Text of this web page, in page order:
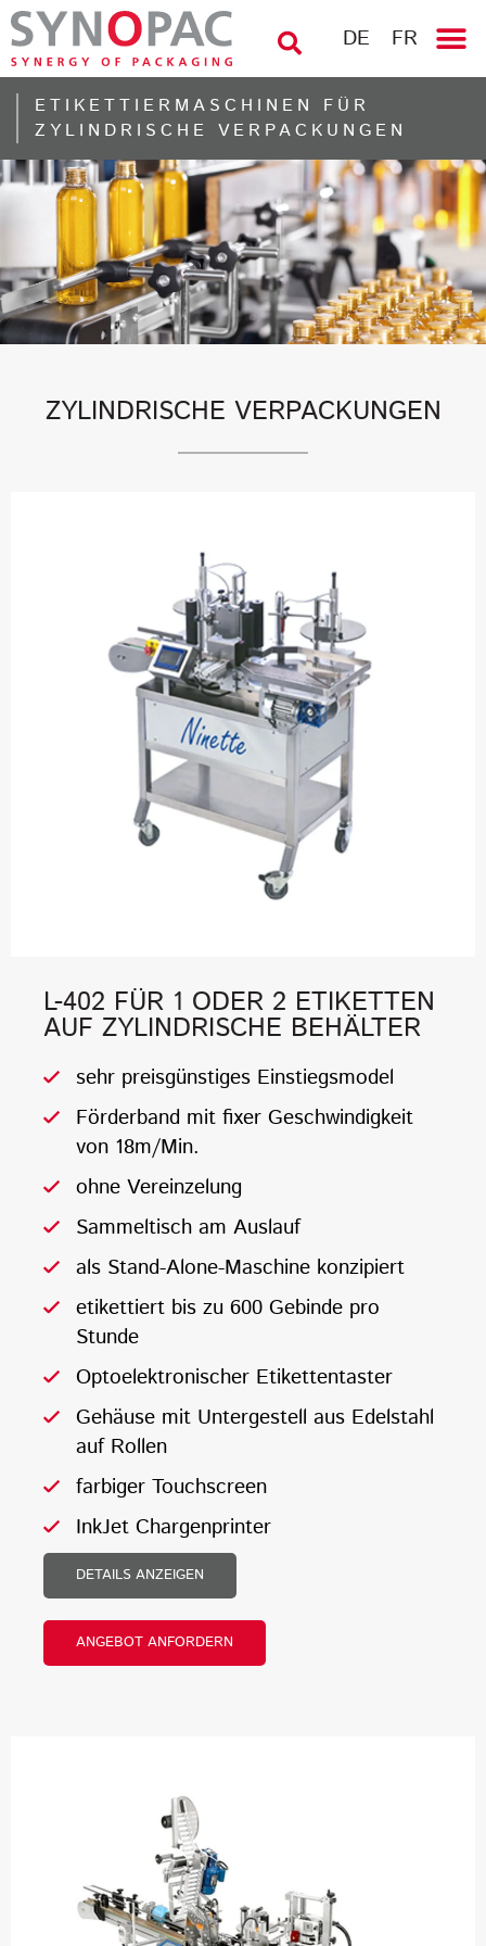
DE FR
ETIKETTIERMASCHINEN FÜR
ZYLINDRISCHE VERPACKUNGEN
ZYLINDRISCHE VERPACKUNGEN
L-402 FÜR 1 ODER 2 ETIKETTEN
AUF ZYLINDRISCHE BEHÄLTER
sehr preisgünstiges Einstiegsmodel
Förderband mit fixer Geschwindigkeit
von 18m/Min.
ohne Vereinzelung
Sammeltisch am Auslauf
als Stand-Alone-Maschine konzipiert
etikettiert bis zu 600 Gebinde pro
Stunde
Optoelektronischer Etikettentaster
Gehäuse mit Untergestell aus Edelstahl
auf Rollen
farbiger Touchscreen
InkJet Chargenprinter
DETAILS ANZEIGEN
ANGEBOT ANFORDERN